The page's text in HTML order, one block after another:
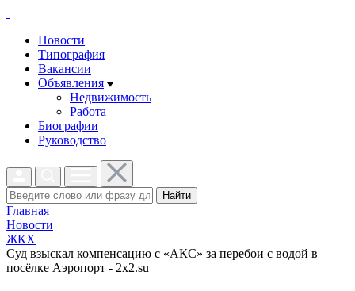
Новости
Типография
Вакансии
Объявления
Недвижимость
Работа
Биографии
Руководство
Найти
Главная
Новости
ЖКХ
Суд взыскал компенсацию с «АКС» за перебои с водой в
посёлке Аэропорт - 2x2.su